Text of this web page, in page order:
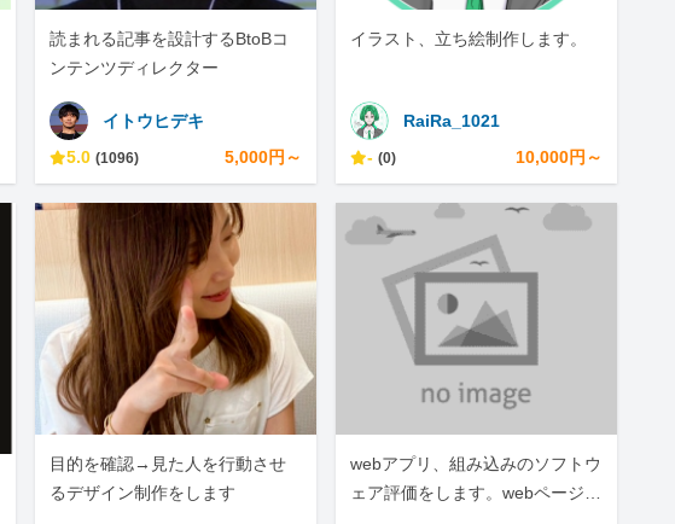
読まれる記事を設計するBtoBコ
ンテンツディレクター
イトウヒデキ
5.0 (1096) 5,000円～
イラスト、立ち絵制作します。
RaiRa_1021
- (0) 10,000円～
目的を確認→見た人を行動させ
るデザイン制作をします
webアプリ、組み込みのソフトウ
ェア評価をします。webページの